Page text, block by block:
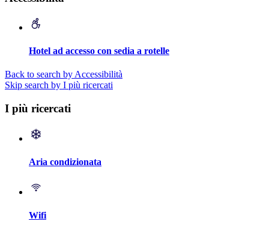
Hotel ad accesso con sedia a rotelle
Back to search by Accessibilità
Skip search by I più ricercati
I più ricercati
Aria condizionata
Wifi